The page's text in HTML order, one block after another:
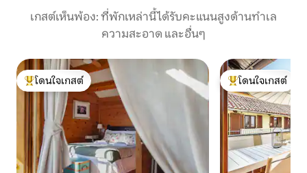
เกสต์เห็นพ้อง: ที่พักเหล่านี้ได้รับคะแนนสูงด้านทำเล
ความสะอาด และอื่นๆ
โดนใจเกสต์ที่สุด
โดนใจเกสต์
โดนใจเกสต์ที่สุด
โดนใจเกสต์